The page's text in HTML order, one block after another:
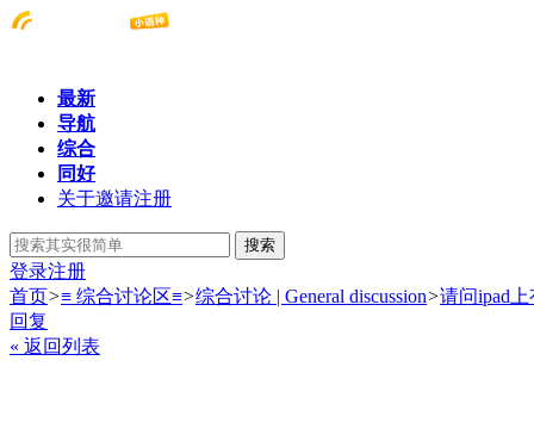
最新
导航
综合
同好
关于邀请注册
搜索
登录注册
首页>≡ 综合讨论区≡>综合讨论 | General discussion>请问ipad
回复
« 返回列表